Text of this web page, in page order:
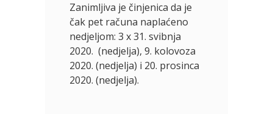
Zanimljiva je činjenica da je
čak pet računa naplaćeno
nedjeljom: 3 x 31. svibnja
2020. (nedjelja), 9. kolovoza
2020. (nedjelja) i 20. prosinca
2020. (nedjelja).